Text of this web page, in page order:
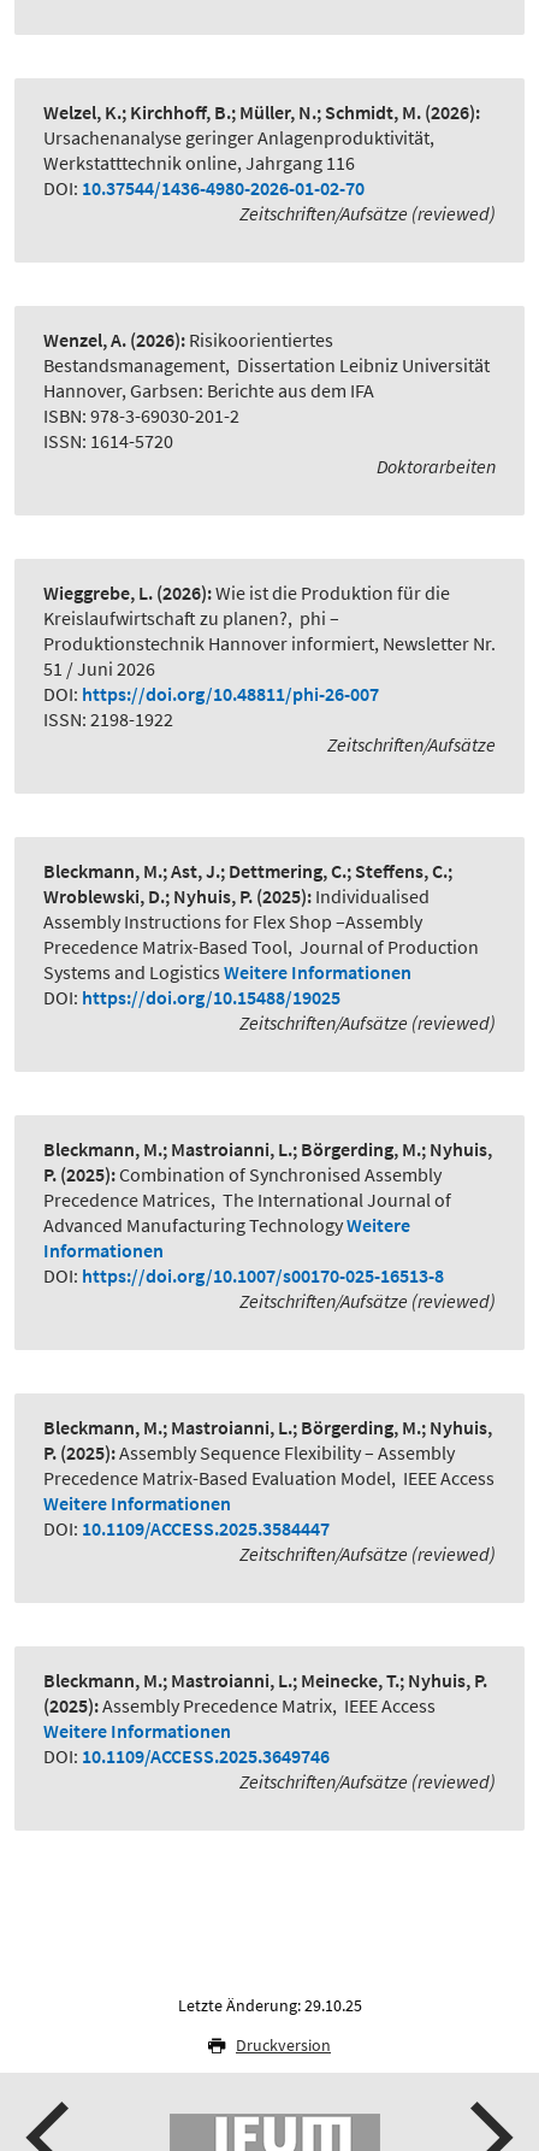
Welzel, K.; Kirchhoff, B.; Müller, N.; Schmidt, M. (2026):
Ursachenanalyse geringer Anlagenproduktivität,
Werkstatttechnik online, Jahrgang 116
DOI: 10.37544/1436-4980-2026-01-02-70
Zeitschriften/Aufsätze (reviewed)
Wenzel, A. (2026): Risikoorientiertes
Bestandsmanagement, Dissertation Leibniz Universität
Hannover, Garbsen: Berichte aus dem IFA
ISBN: 978-3-69030-201-2
ISSN: 1614-5720
Doktorarbeiten
Wieggrebe, L. (2026):Wie ist die Produktion für die
Kreislaufwirtschaft zu planen?, phi –
Produktionstechnik Hannover informiert, Newsletter Nr.
51 / Juni 2026
DOI: https://doi.org/10.48811/phi-26-007
ISSN: 2198-1922
Zeitschriften/Aufsätze
Bleckmann, M.; Ast, J.; Dettmering, C.; Steffens, C.;
Wroblewski, D.; Nyhuis, P. (2025): Individualised
Assembly Instructions for Flex Shop –Assembly
Precedence Matrix-Based Tool, Journal of Production
Systems and Logistics Weitere Informationen
DOI: https://doi.org/10.15488/19025
Zeitschriften/Aufsätze (reviewed)
Bleckmann, M.; Mastroianni, L.; Börgerding, M.; Nyhuis,
P. (2025):Combination of Synchronised Assembly
Precedence Matrices, The International Journal of
Advanced Manufacturing TechnologyWeitere
Informationen
DOI: https://doi.org/10.1007/s00170-025-16513-8
Zeitschriften/Aufsätze (reviewed)
Bleckmann, M.; Mastroianni, L.; Börgerding, M.; Nyhuis,
P. (2025):Assembly Sequence Flexibility – Assembly
Precedence Matrix-Based Evaluation Model, IEEE Access
Weitere Informationen
DOI: 10.1109/ACCESS.2025.3584447
Zeitschriften/Aufsätze (reviewed)
Bleckmann, M.; Mastroianni, L.; Meinecke, T.; Nyhuis, P.
(2025):Assembly Precedence Matrix, IEEE Access
Weitere Informationen
DOI: 10.1109/ACCESS.2025.3649746
Zeitschriften/Aufsätze (reviewed)
Letzte Änderung: 29.10.25
Druckversion